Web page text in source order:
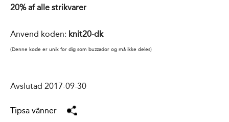
20% af alle strikvarer
Anvend koden: knit20-dk
(Denne kode er unik for dig som buzzador og må ikke deles)
Avslutad 2017-09-30
Tipsa vänner